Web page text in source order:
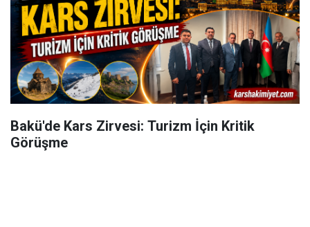
Bakü'de Kars Zirvesi: Turizm İçin Kritik
Görüşme